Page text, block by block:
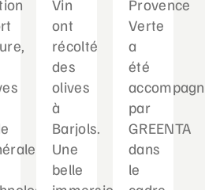
Vin
ont
récolté
des
olives
à
Barjols.
Une
belle
Provence
Verte
a
été
par
GREENTA
dans
le